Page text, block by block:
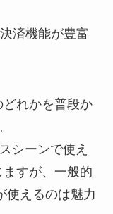
済機能が豊富
れかを普段か
シーンで使え
すが、一般的
使えるのは魅力